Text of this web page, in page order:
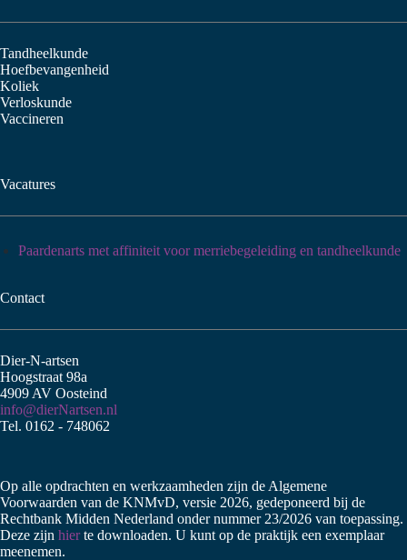
Tandheelkunde
Hoefbevangenheid
Koliek
Verloskunde
Vaccineren
Vacatures
Paardenarts met affiniteit voor merriebegeleiding en tandheelkunde
Contact
Dier-N-artsen
Hoogstraat 98a
4909 AV Oosteind
info@dierNartsen.nl
Tel. 0162 - 748062
Op alle opdrachten en werkzaamheden zijn de Algemene
Voorwaarden van de KNMvD, versie 2026, gedeponeerd bij de
Rechtbank Midden Nederland onder nummer 23/2026 van toepassing.
Deze zijn hierte downloaden. U kunt op de praktijk een exemplaar
meenemen.